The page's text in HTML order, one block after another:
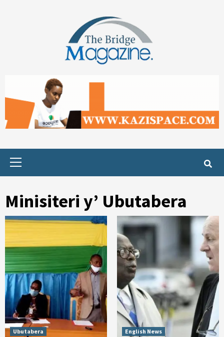
Primary
Minisiteri y’ Ubutabera
Ubutabera English News